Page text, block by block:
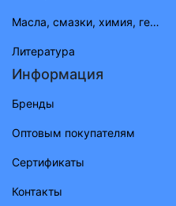
Масла, смазки, химия, герметик, тосолы
Литература
Информация
Бренды
Оптовым покупателям
Сертификаты
Контакты